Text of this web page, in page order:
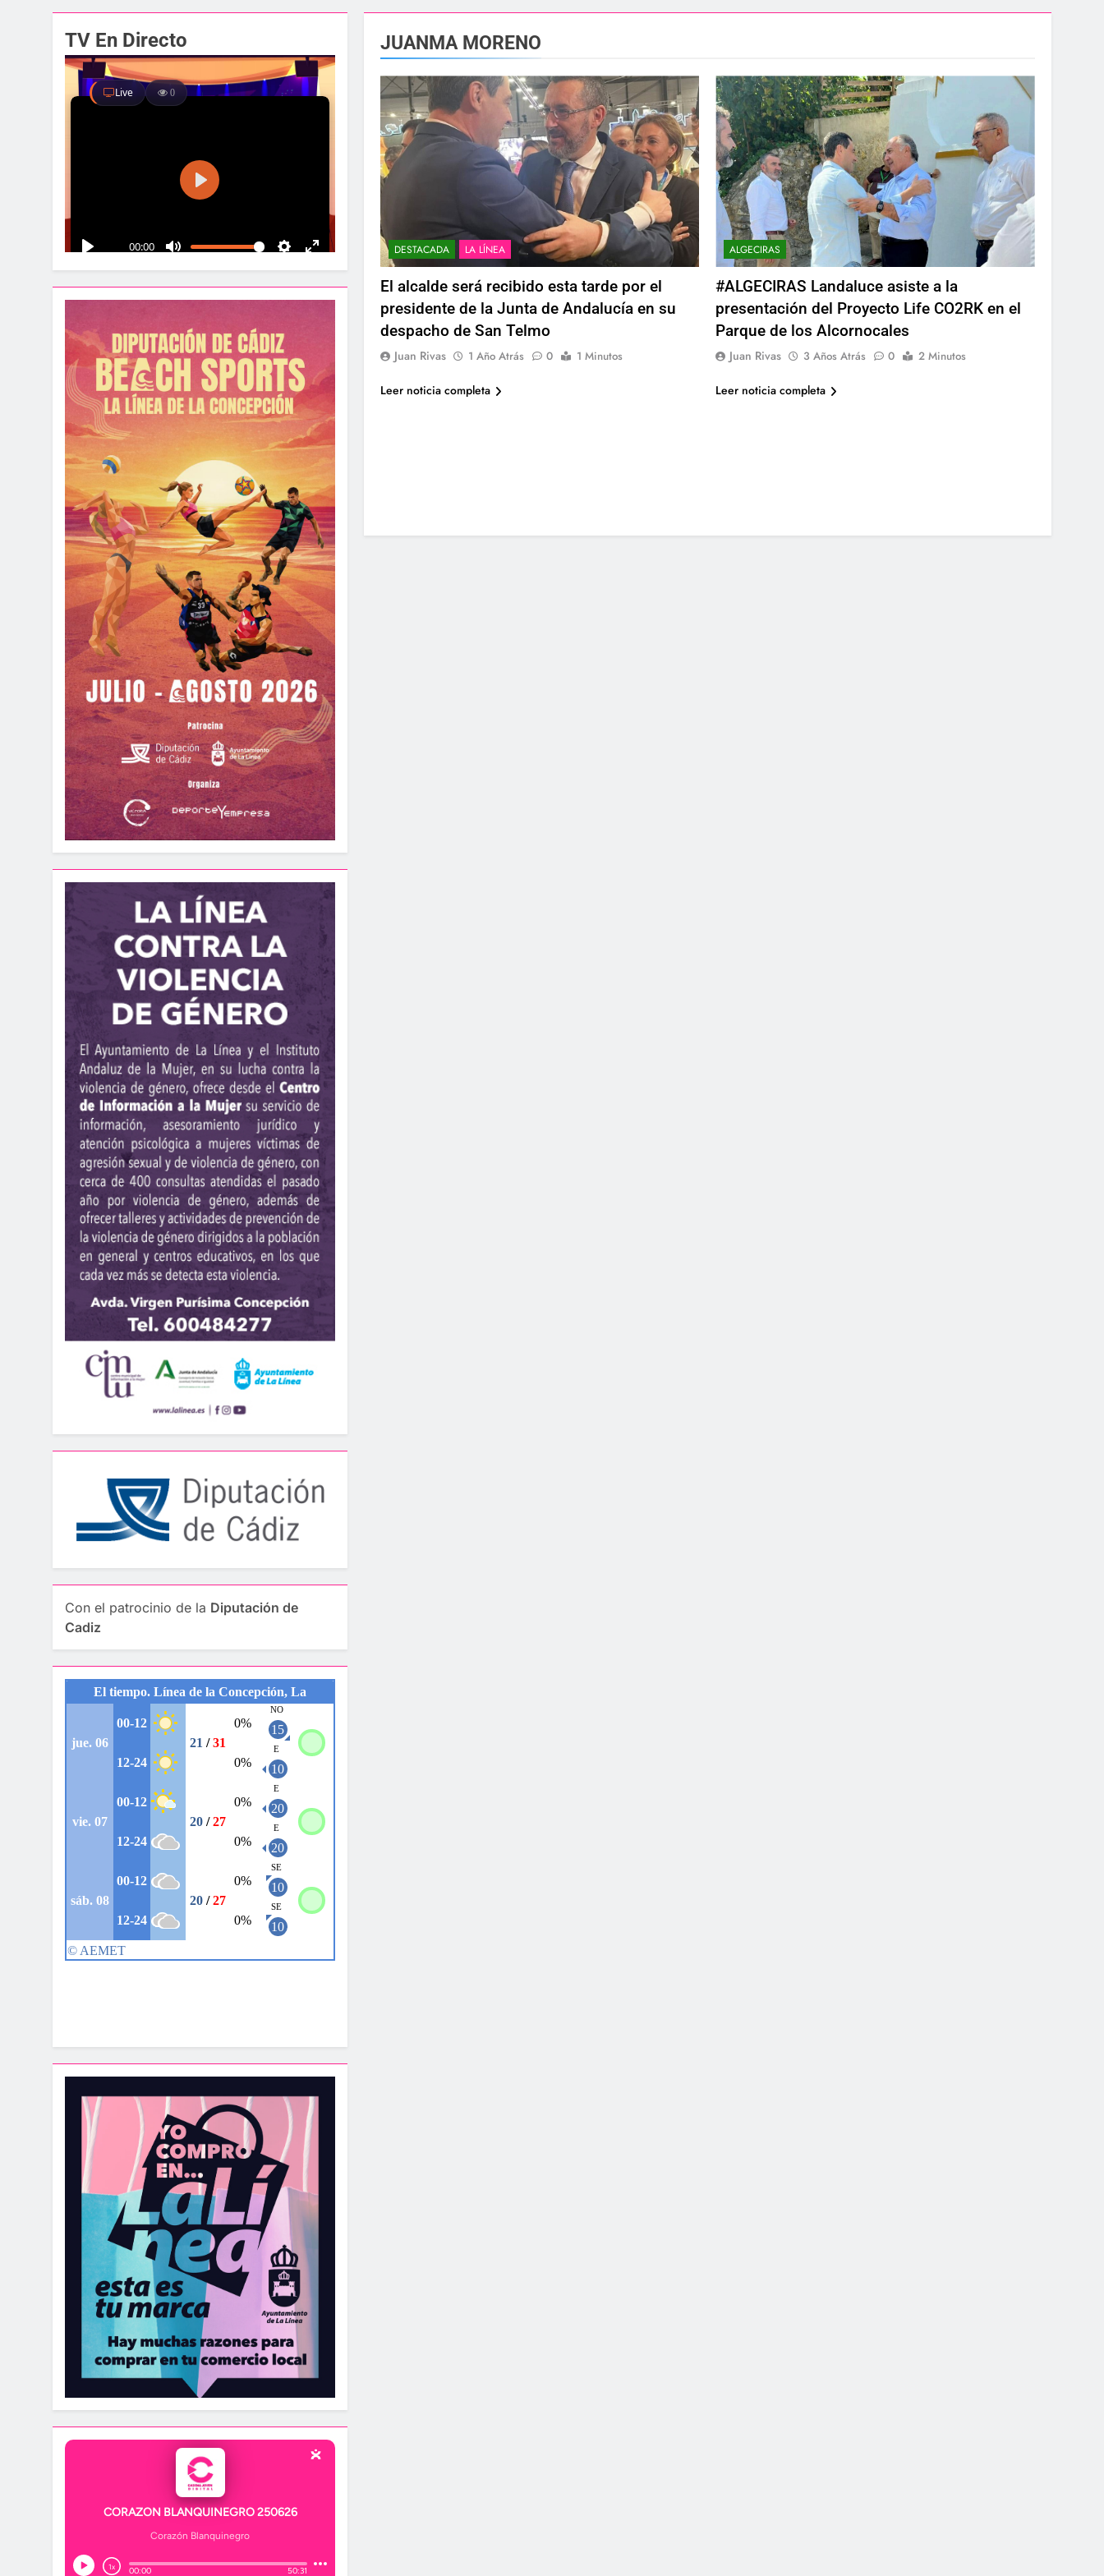
Santa Bárbara acoge el circuito nacional de vóley playa tres estrellas y el Campeonato de España sub-19
1 Semana Atrás
La Línea albergará el Campeonato de Europa de Beach Sprint 2026 con más de 1.200 deportistas de 30 países
Parques y Jardines lleva a cabo trabajos de mejora y mantenimiento en las zonas infantiles del Parque Feria
La Velada y Fiestas 2026 echa el cierre con éxito rotundo
La Mancomunidad y el Banco de Alimentos del Campo de Gibraltar renuevan su convenio de colaboración
1 Semana Atrás
Tráfico especial para despedir la feria. Ojo si vas a Santa Bárbara
2 Semanas Atrás
La feria se despide por todo lo alto: Antonio José, fuegos artificiales y música hasta el amanecer
TV En Directo
Con el patrocinio de la Diputación de
Cadiz
JUANMA MORENO
DESTACADA LA LÍNEA
El alcalde será recibido esta tarde por el
presidente de la Junta de Andalucía en su
despacho de San Telmo
Juan Rivas 1 Año Atrás 0 1 Minutos
Leer noticia completa
ALGECIRAS
#ALGECIRAS Landaluce asiste a la
presentación del Proyecto Life CO2RK en el
Parque de los Alcornocales
Juan Rivas 3 Años Atrás 0 2 Minutos
Leer noticia completa